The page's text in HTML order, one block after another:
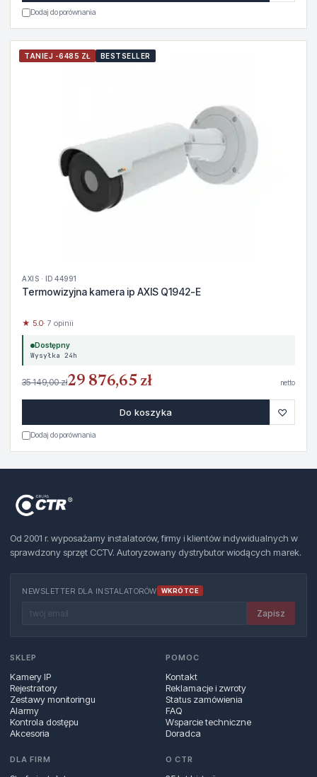
Dodaj do porównania
TANIEJ -6485 ZŁ BESTSELLER
AXIS · ID 44991
Termowizyjna kamera ip AXIS Q1942-E
★ 5.0· 7 opinii
Dostępny
Wysyłka 24h
35 149,00 zł29 876,65 zł netto
Do koszyka ♡
Dodaj do porównania
Od 2001 r. wyposażamy instalatorów, firmy i klientów indywidualnych w
sprawdzony sprzęt CCTV. Autoryzowany dystrybutor wiodących marek.
NEWSLETTER DLA INSTALATORÓW WKRÓTCE
Zapisz
SKLEP
Kamery IP
Rejestratory
Zestawy monitoringu
Alarmy
Kontrola dostępu
Akcesoria
POMOC
Kontakt
Reklamacje i zwroty
Status zamówienia
FAQ
Wsparcie techniczne
Doradca
DLA FIRM O CTR